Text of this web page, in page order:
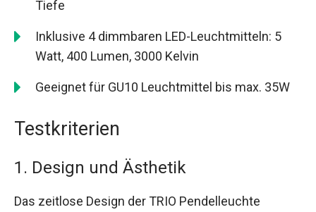
Tiefe
Inklusive 4 dimmbaren LED-Leuchtmitteln: 5
Watt, 400 Lumen, 3000 Kelvin
Geeignet für GU10 Leuchtmittel bis max. 35W
Testkriterien
1. Design und Ästhetik
Das zeitlose Design der TRIO Pendelleuchte